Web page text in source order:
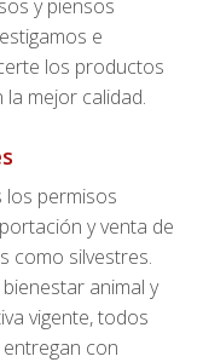
y piensos
e
los productos
mejor calidad.
los permisos
y venta de
como silvestres.
animal y
vigente, todos
con